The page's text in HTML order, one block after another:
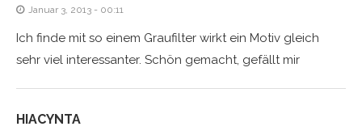
Januar 3, 2013 - 00:11
Ich finde mit so einem Graufilter wirkt ein Motiv gleich
sehr viel interessanter. Schön gemacht, gefällt mir
HIACYNTA